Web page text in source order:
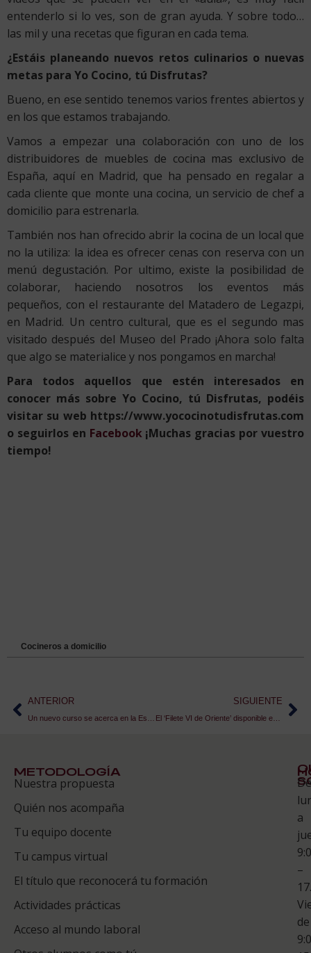
entenderlo si lo ves, son de gran ayuda. Y sobre todo…
las mil y una recetas que figuran en cada tema.
¿Estáis planeando nuevos retos culinarios o nuevas
metas para Yo Cocino, tú Disfrutas?
Bueno, en ese sentido tenemos varios frentes abiertos y
en los que estamos trabajando.
Vamos a empezar una colaboración con uno de los
distribuidores de muebles de cocina mas exclusivo de
España, aquí en Madrid, que ha pensado en regalar a
cada cliente que monte una cocina, un servicio de chef a
domicilio para estrenarla.
También nos han ofrecido abrir la cocina de un local que
no la utiliza: la idea es ofrecer cenas con reserva con un
menú degustación. Por ultimo, existe la posibilidad de
colaborar, haciendo nosotros los eventos más
pequeños, con el restaurante del Matadero de Legazpi,
en Madrid. Un centro cultural, que es el segundo mas
visitado después del Museo del Prado ¡Ahora solo falta
que algo se materialice y nos pongamos en marcha!
Para todos aquellos que estén interesados en
conocer más sobre Yo Cocino, tú Disfrutas, podéis
visitar su web https://www.yococinotudisfrutas.com
o seguirlos en Facebook¡Muchas gracias por vuestro
tiempo!
Cocineros a domicilio
ANTERIOR SIGUIENTE
El ‘Filete VI de Oriente’ disponible en Café de Oriente – #tapasolidariaESAH
METODOLOGÍA
Nuestra propuesta
Quién nos acompaña
Tu equipo docente
Tu campus virtual
El título que reconocerá tu formación
Actividades prácticas
Acceso al mundo laboral
Te
De
a
–
de